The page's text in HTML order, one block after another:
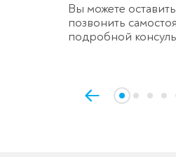
Вы можете
позвонить
подробной